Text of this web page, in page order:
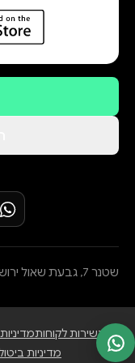
שטנר 7, גבעת שאול ירושלים |
בלוגשירות לקוחות
מדיניות